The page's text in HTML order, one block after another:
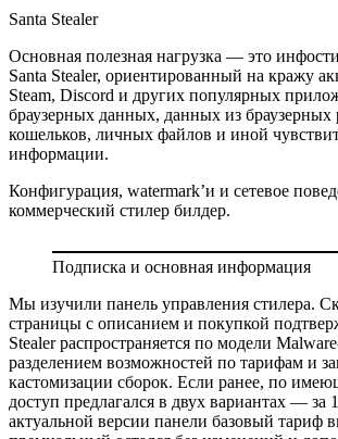
Santa Stealer
Основная полезная нагрузка — это
Santa Stealer, ориентированный на кражу
Steam, Discord и других популярных
браузерных данных, данных из
кошельков, личных файлов и иной
информации.
Конфигурация, watermark’и и сетевое
коммерческий стилер билдер.
Подписка и основная информация
Мы изучили панель управления стилера.
страницы с описанием и покупкой
Stealer распространяется по модели
разделением возможностей по тарифам и
кастомизации сборок. Если ранее, по
доступ предлагался в двух вариантах — за
актуальной версии панели базовый тариф